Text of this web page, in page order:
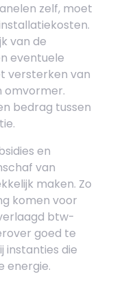
zelf, moet
van de
eventuele
versterken van
omvormer.
bedrag tussen
en
van
maken. Zo
komen voor
btw-
goed te
instanties die
energie.